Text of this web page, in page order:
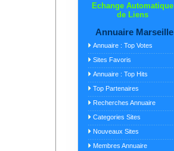
Echange Automatique
de Liens
Annuaire Marseille
Annuaire : Top Votes
Sites Favoris
Annuaire : Top Hits
Top Partenaires
Recherches Annuaire
Categories Sites
Nouveaux Sites
Membres Annuaire